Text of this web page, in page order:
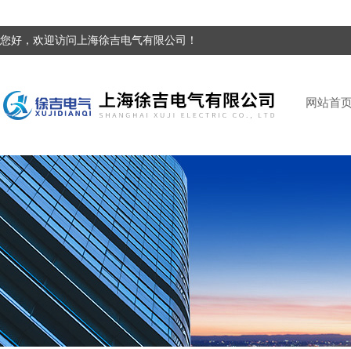
您好，欢迎访问上海徐吉电气有限公司！
网站首